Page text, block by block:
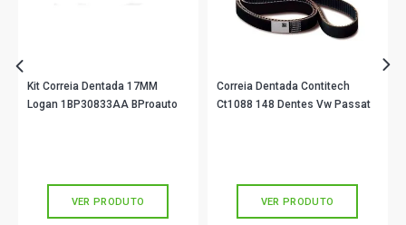
Kit Correia Dentada 17MM
Logan 1BP30833AA BProauto
VER PRODUTO
Correia Dentada Contitech
Ct1088 148 Dentes Vw Passat
VER PRODUTO